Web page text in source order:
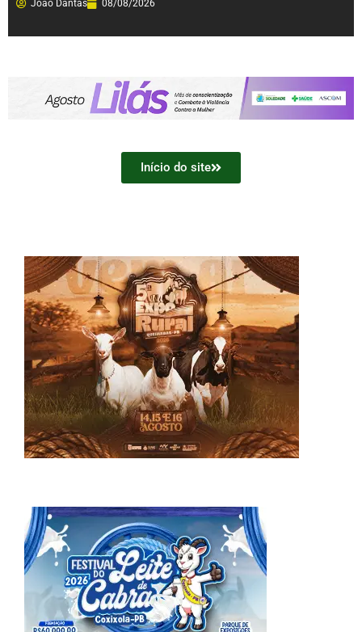
João Dantas 08/08/2026
Início do site